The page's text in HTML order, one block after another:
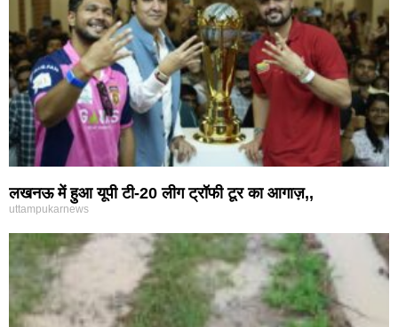
लखनऊ में हुआ यूपी टी-20 लीग ट्रॉफी टूर का आगाज़,,
uttampukarnews